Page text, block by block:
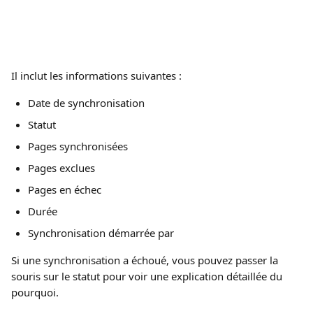
Il inclut les informations suivantes :
Date de synchronisation
Statut
Pages synchronisées
Pages exclues
Pages en échec
Durée
Synchronisation démarrée par
Si une synchronisation a échoué, vous pouvez passer la
souris sur le statut pour voir une explication détaillée du
pourquoi.